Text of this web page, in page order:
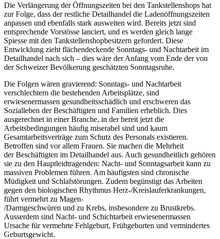
Die Verlängerung der Öffnungszeiten bei den Tankstellenshops hat
zur Folge, dass der restliche Detailhandel die Ladenöffnungszeiten
anpassen und ebenfalls stark ausweiten wird. Bereits jetzt sind
entsprechende Vorstösse lanciert, und es werden gleich lange
Spiesse mit den Tankstellenshopbesitzern gefordert. Diese
Entwicklung zieht flächendeckende Sonntags- und Nachtarbeit im
Detailhandel nach sich – dies wäre der Anfang vom Ende der von
der Schweizer Bevölkerung geschätzten Sonntagsruhe.
Die Folgen wären gravierend: Sonntags- und Nachtarbeit
verschlechtern die bestehenden Arbeitsplätze, sind
erwiesenermassen gesundheitsschädlich und erschweren das
Sozialleben der Beschäftigten und Familien erheblich. Dies
ausgerechnet in einer Branche, in der bereit jetzt die
Arbeitsbedingungen häufig miserabel sind und kaum
Gesamtarbeitsverträge zum Schutz des Personals existieren.
Betroffen sind vor allem Frauen. Sie machen die Mehrheit
der Beschäftigten im Detailhandel aus. Auch gesundheitlich gehören
sie zu den Hauptleidtragenden: Nacht- und Sonntagsarbeit kann zu
massiven Problemen führen. Am häufigsten sind chronische
Müdigkeit und Schlafstörungen. Zudem begünstigt das Arbeiten
gegen den biologischen Rhythmus Herz-/Kreislauferkrankungen,
führt vermehrt zu Magen-
/Darmgeschwüren und zu Krebs, insbesondere zu Brustkrebs.
Ausserdem sind Nacht- und Schichtarbeit erwiesenermassen
Ursache für vermehrte Fehlgeburt, Frühgeburten und vermindertes
Geburtsgewicht.